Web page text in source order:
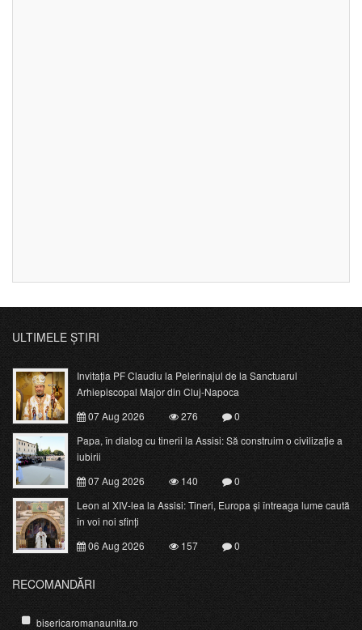
ULTIMELE ȘTIRI
Invitația PF Claudiu la Pelerinajul de la Sanctuarul
Arhiepiscopal Major din Cluj-Napoca
07 Aug 2026
276
0
Papa, în dialog cu tinerii la Assisi: Să construim o civilizație a
iubirii
07 Aug 2026
140
0
Leon al XIV-lea la Assisi: Tineri, Europa și întreaga lume caută
în voi noi sfinți
06 Aug 2026
157 0
RECOMANDĂRI
bisericaromanaunita.ro